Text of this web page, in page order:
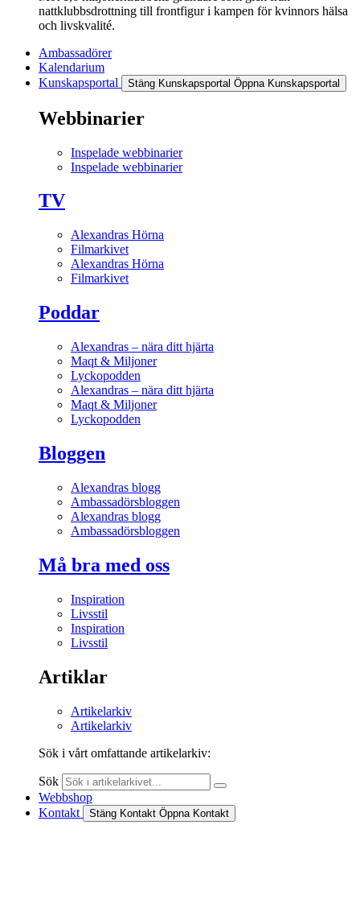
nattklubbsdrottning till frontfigur i kampen för kvinnors hälsa
och livskvalité.
Ambassadörer
Kalendarium
Kunskapsportal
Stäng Kunskapsportal Öppna Kunskapsportal
Webbinarier
Inspelade webbinarier
Inspelade webbinarier
TV
Alexandras Hörna
Filmarkivet
Alexandras Hörna
Filmarkivet
Poddar
Alexandras – nära ditt hjärta
Maqt & Miljoner
Lyckopodden
Alexandras – nära ditt hjärta
Maqt & Miljoner
Lyckopodden
Bloggen
Alexandras blogg
Ambassadörsbloggen
Alexandras blogg
Ambassadörsbloggen
Må bra med oss
Inspiration
Livsstil
Inspiration
Livsstil
Artiklar
Artikelarkiv
Artikelarkiv
Sök i vårt omfattande artikelarkiv:
Sök
Webbshop
Kontakt
Stäng Kontakt Öppna Kontakt